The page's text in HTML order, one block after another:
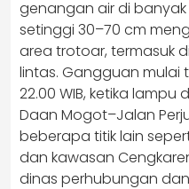
genangan air di banyak
setinggi 30–70 cm
area trotoar, termasuk
lintas. Gangguan mulai
22.00 WIB, ketika
Daan Mogot–Jalan
beberapa titik lain
dan kawasan
dinas perhubungan dan